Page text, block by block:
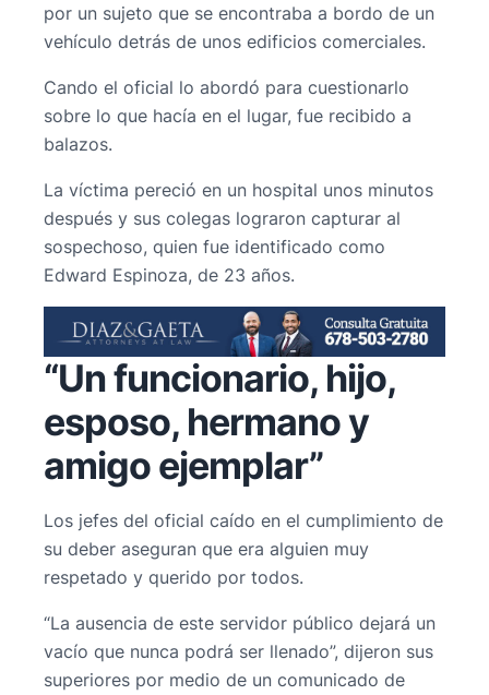
por un sujeto que se encontraba a bordo de un
vehículo detrás de unos edificios comerciales.
Cando el oficial lo abordó para cuestionarlo
sobre lo que hacía en el lugar, fue recibido a
balazos.
La víctima pereció en un hospital unos minutos
después y sus colegas lograron capturar al
sospechoso, quien fue identificado como
Edward Espinoza, de 23 años.
“Un funcionario, hijo,
esposo, hermano y
amigo ejemplar”
Los jefes del oficial caído en el cumplimiento de
su deber aseguran que era alguien muy
respetado y querido por todos.
“La ausencia de este servidor público dejará un
vacío que nunca podrá ser llenado”, dijeron sus
superiores por medio de un comunicado de